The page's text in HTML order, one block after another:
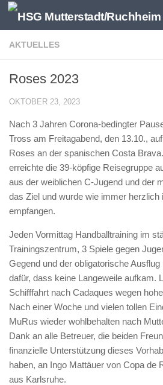
Zum Inhalt springen
AKTUELLES
Roses 2023
OKTOBER 23, 2023
Nach 3 Jahren Corona-bedingter
Tross am Freitagabend, den 13.10.,
Roses an der spanischen Costa
erreichte die 39-köpfige Reisegruppe
aus der weiblichen C-Jugend und der
das Ziel und wurde wie immer herzlich
empfangen.
Jeden Vormittag Handballtraining im
Trainingszentrum, 3 Spiele gegen
Gegend und der obligatorische
dafür, dass keine Langeweile aufkam.
Schifffahrt nach Cadaques wegen
Nach einer Woche und vielen tollen
MuRus wieder wohlbehalten nach
Dank an alle Betreuer, die beiden
finanzielle Unterstützung dieses
haben, an Ingo Mattäuer von Copa de
aus Karlsruhe.